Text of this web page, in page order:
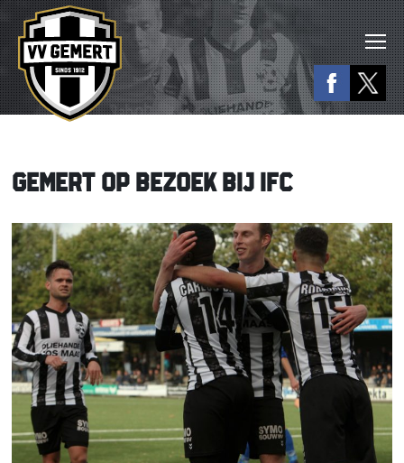
GEMERT OP BEZOEK BIJ IFC